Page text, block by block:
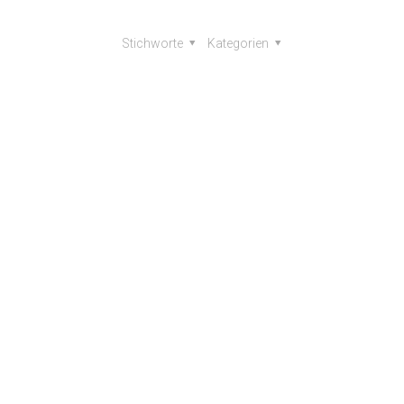
Kategorien
Stichworte